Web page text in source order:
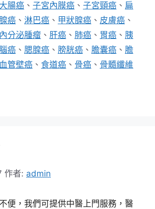
大腸癌 、 子宮內膜癌 、 子宮頸癌 、 扁
癌 、 淋巴癌 、 甲狀腺癌 、 皮膚癌 、
分泌腫瘤 、 肝癌 、 肺癌 、 胃癌 、 胰
腦癌 、 腮腺癌 、 膀胱癌 、 膽囊癌 、 膽
血管壁癌 、 食道癌 、 骨癌 、 骨髓纖維
作者: admin
便，我們可提供中醫上門服務，醫